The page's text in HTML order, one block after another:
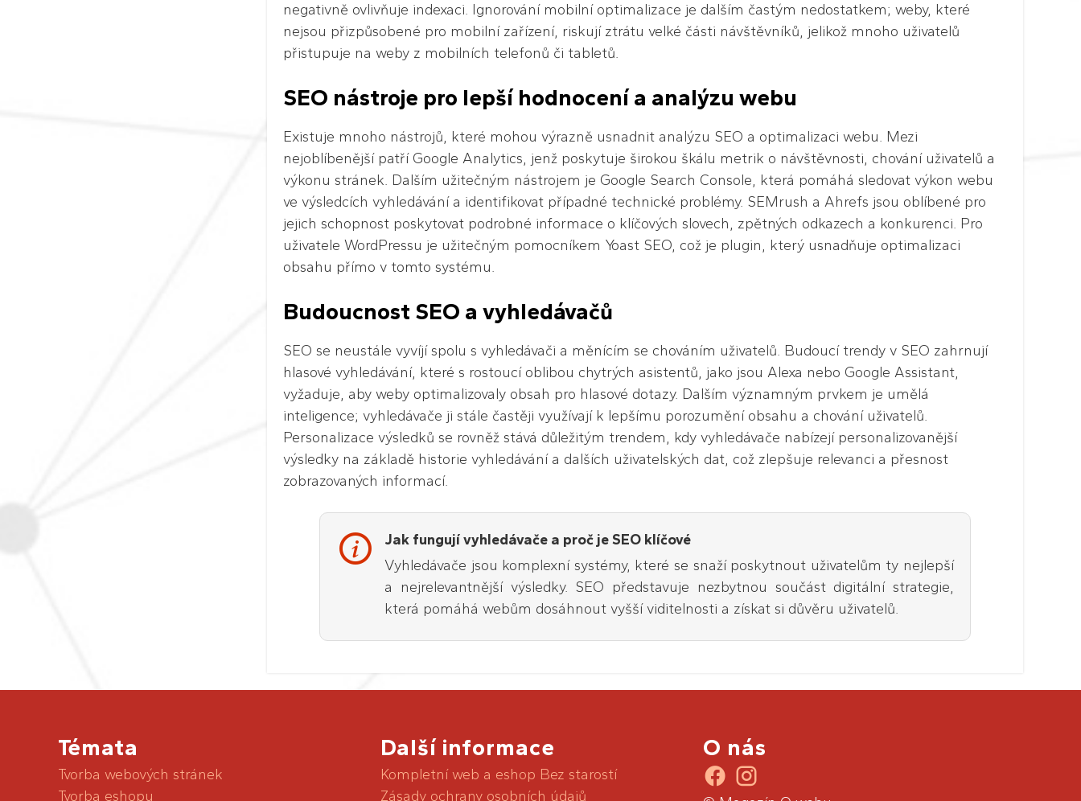
negativně ovlivňuje indexaci. Ignorování mobilní optimalizace je dalším častým nedostatkem; weby, které
nejsou přizpůsobené pro mobilní zařízení, riskují ztrátu velké části návštěvníků, jelikož mnoho uživatelů
přistupuje na weby z mobilních telefonů či tabletů.
SEO nástroje pro lepší hodnocení a analýzu webu
Existuje mnoho nástrojů, které mohou výrazně usnadnit analýzu SEO a optimalizaci webu. Mezi
nejoblíbenější patří Google Analytics, jenž poskytuje širokou škálu metrik o návštěvnosti, chování uživatelů a
výkonu stránek. Dalším užitečným nástrojem je Google Search Console, která pomáhá sledovat výkon webu
ve výsledcích vyhledávání a identifikovat případné technické problémy. SEMrush a Ahrefs jsou oblíbené pro
jejich schopnost poskytovat podrobné informace o klíčových slovech, zpětných odkazech a konkurenci. Pro
uživatele WordPressu je užitečným pomocníkem Yoast SEO, což je plugin, který usnadňuje optimalizaci
obsahu přímo v tomto systému.
Budoucnost SEO a vyhledávačů
SEO se neustále vyvíjí spolu s vyhledávači a měnícím se chováním uživatelů. Budoucí trendy v SEO zahrnují
hlasové vyhledávání, které s rostoucí oblibou chytrých asistentů, jako jsou Alexa nebo Google Assistant,
vyžaduje, aby weby optimalizovaly obsah pro hlasové dotazy. Dalším významným prvkem je umělá
inteligence; vyhledávače ji stále častěji využívají k lepšímu porozumění obsahu a chování uživatelů.
Personalizace výsledků se rovněž stává důležitým trendem, kdy vyhledávače nabízejí personalizovanější
výsledky na základě historie vyhledávání a dalších uživatelských dat, což zlepšuje relevanci a přesnost
zobrazovaných informací.
Jak fungují vyhledávače a proč je SEO klíčové
Vyhledávače jsou komplexní systémy, které se snaží poskytnout uživatelům ty nejlepší
a nejrelevantnější výsledky. SEO představuje nezbytnou součást digitální strategie,
která pomáhá webům dosáhnout vyšší viditelnosti a získat si důvěru uživatelů.
Témata
Tvorba webových stránek
Tvorba eshopu
Další informace
Kompletní web a eshop Bez starostí
Zásady ochrany osobních údajů
O nás